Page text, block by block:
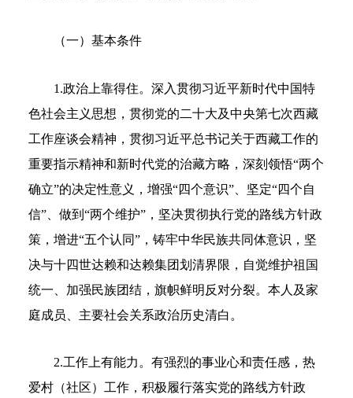
（一）基本条件
1.政治上靠得住。深入贯彻习近平新时代中国特
色社会主义思想，贯彻党的二十大及中央第七次西藏
工作座谈会精神，贯彻习近平总书记关于西藏工作的
重要指示精神和新时代党的治藏方略，深刻领悟“两个
确立”的决定性意义，增强“四个意识”、坚定“四个自
信”、做到“两个维护”，坚决贯彻执行党的路线方针政
策，增进“五个认同”，铸牢中华民族共同体意识，坚
决与十四世达赖和达赖集团划清界限，自觉维护祖国
统一、加强民族团结，旗帜鲜明反对分裂。本人及家
庭成员、主要社会关系政治历史清白。
2.工作上有能力。有强烈的事业心和责任感，热
爱村（社区）工作，积极履行落实党的路线方针政